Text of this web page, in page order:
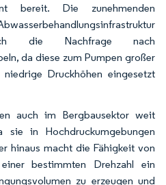
bereit. Die zunehmenden
die Nachfrage nach
da diese zum Pumpen großer
Druckhöhen eingesetzt
auch im Bergbausektor weit
sie in Hochdruckumgebungen
hinaus macht die Fähigkeit von
bestimmten Drehzahl ein
zu erzeugen und